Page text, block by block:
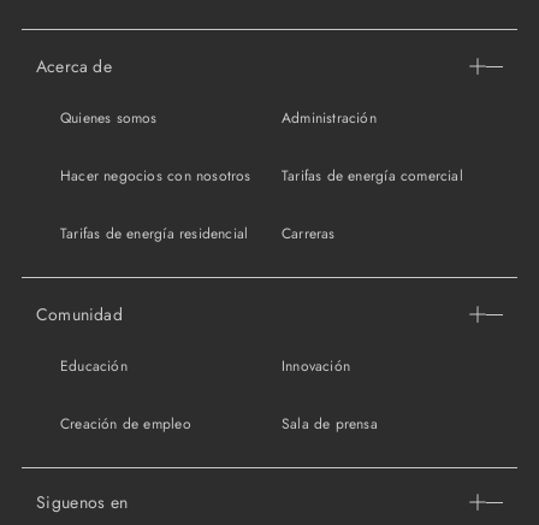
Acerca de
Quienes somos Administración
Hacer negocios con nosotros Tarifas de energía comercial
Tarifas de energía residencial Carreras
Comunidad
Educación Innovación
Creación de empleo Sala de prensa
Siguenos en